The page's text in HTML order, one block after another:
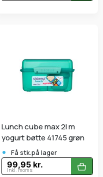
Lunch cube max 2l m
yogurt bøtte 41745 grøn
• Få stk.på lager
99,95 kr.
Inkl. moms